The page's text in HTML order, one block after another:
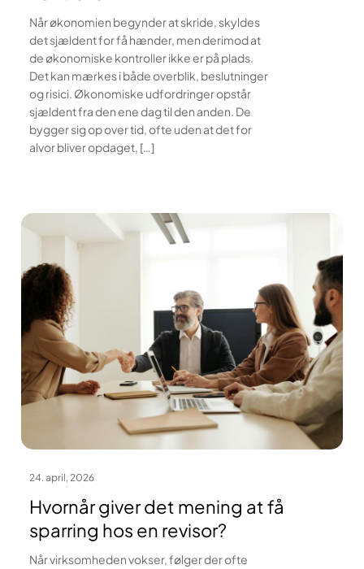
Når økonomien begynder at skride, skyldes
det sjældent for få hænder, men derimod at
de økonomiske kontroller ikke er på plads.
Det kan mærkes i både overblik, beslutninger
og risici. Økonomiske udfordringer opstår
sjældent fra den ene dag til den anden. De
bygger sig op over tid, ofte uden at det for
alvor bliver opdaget, […]
24. april, 2026
Hvornår giver det mening at få
sparring hos en revisor?
Når virksomheden vokser, følger der ofte